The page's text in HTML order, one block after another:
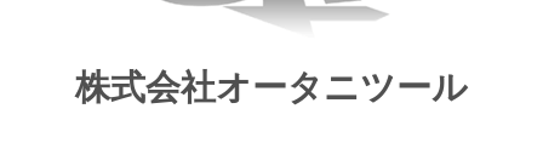
株式会社オータニツール